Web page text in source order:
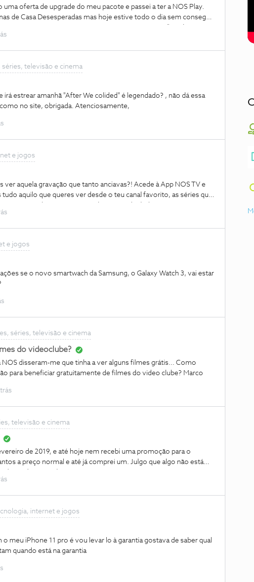
oferta de upgrade do meu pacote e passei a ter a NOS Play.
de Casa Desesperadas mas hoje estive todo o dia sem conseguir
estou a ver porque aparece sempre a mensagem "não há
selecionada". Só acontece com esta série e já ontem tive
a série dá a mensagem de erro que coloquei acima. As outras
me pode ajudar?? Obrigada
séries, televisão e cinema
irá estrear amanhã "After We colided" é legendado? , não dá essa
no site, obrigada. Atenciosamente,
e jogos
ver aquela gravação que tanto anciavas?! Acede à App NOS TV e
tudo aquilo que queres ver desde o teu canal favorito, as séries que
Deste levar por um simples toque de dedo.
e jogos
se o novo smartwach da Samsung, o Galaxy Watch 3, vai estar
séries, televisão e cinema
do videoclube?
NOS disseram-me que tinha a ver alguns filmes grátis... Como
para beneficiar gratuitamente de filmes do video clube? Marco
televisão e cinema
de 2019, e até hoje nem recebi uma promoção para o
a preço normal e até já comprei um. Julgo que algo não está
internet e jogos
meu iPhone 11 pro é vou levar lo à garantia gostava de saber qual
quando está na garantia